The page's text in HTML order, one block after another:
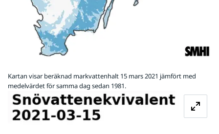
Kartan visar beräknad markvattenhalt 15 mars 2021 jämfört med
medelvärdet för samma dag sedan 1981.